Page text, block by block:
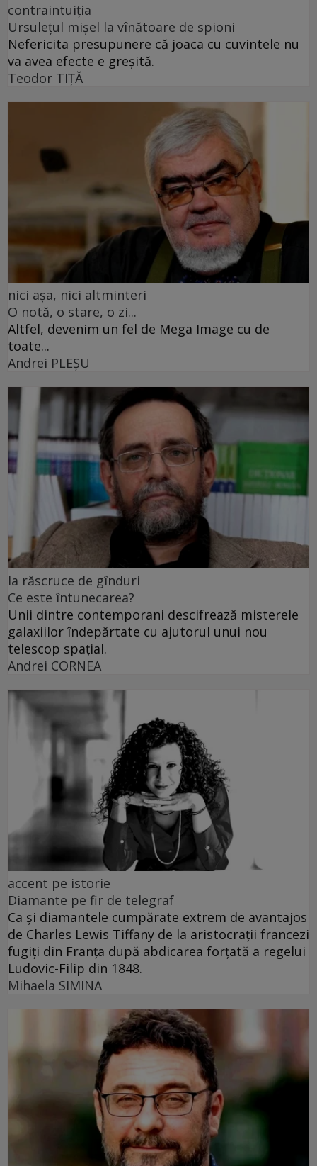
contraintuiția
Ursulețul mișel la vînătoare de spioni
Nefericita presupunere că joaca cu cuvintele nu
va avea efecte e greșită.
Teodor TIŢĂ
nici așa, nici altminteri
O notă, o stare, o zi...
Altfel, devenim un fel de Mega Image cu de
toate...
Andrei PLEŞU
la răscruce de gînduri
Ce este întunecarea?
Unii dintre contemporani descifrează misterele
galaxiilor îndepărtate cu ajutorul unui nou
telescop spațial.
Andrei CORNEA
accent pe istorie
Diamante pe fir de telegraf
Ca și diamantele cumpărate extrem de avantajos
de Charles Lewis Tiffany de la aristocrații francezi
fugiți din Franța după abdicarea forțată a regelui
Ludovic-Filip din 1848.
Mihaela SIMINA